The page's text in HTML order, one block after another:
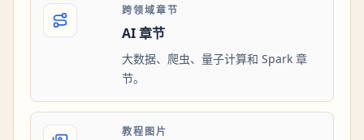
跨领域章节
AI 章节
大数据、爬虫、量子计算和 Spark 章
节。
教程图片